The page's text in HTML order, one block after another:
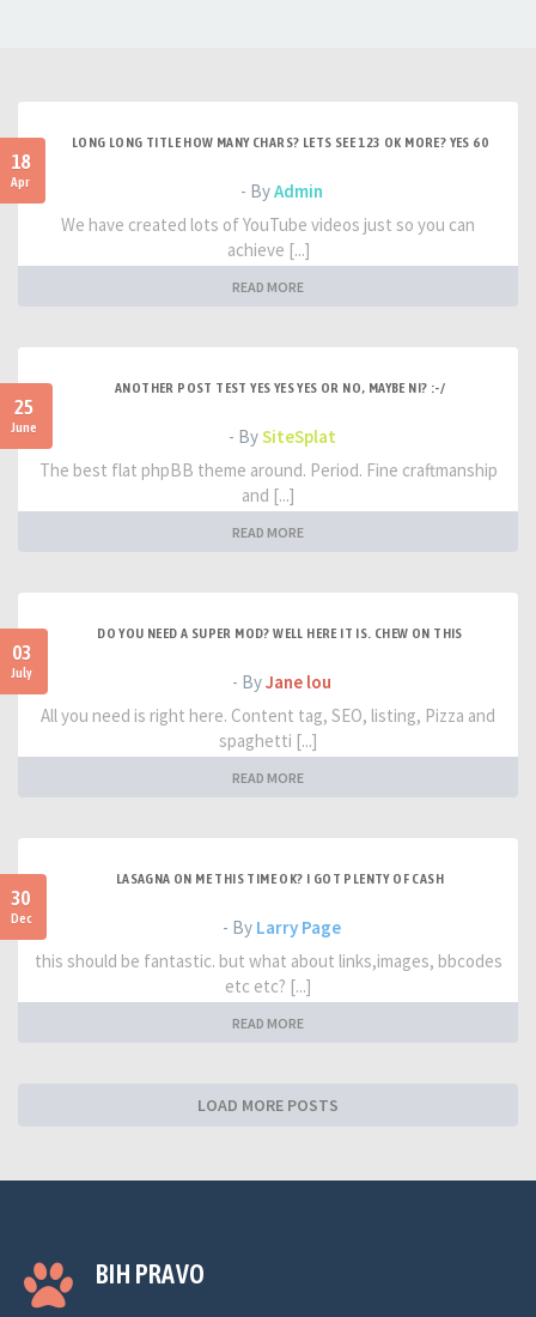
18
Apr
LONG LONG TITLE HOW MANY CHARS? LETS SEE 123 OK MORE? YES 60
- ByAdmin
We have created lots of YouTube videos just so you can
achieve [...]
READ MORE
25
June
ANOTHER POST TEST YES YES YES OR NO, MAYBE NI? :-/
- BySiteSplat
The best flat phpBB theme around. Period. Fine craftmanship
and [...]
READ MORE
03
July
DO YOU NEED A SUPER MOD? WELL HERE IT IS. CHEW ON THIS
- ByJane lou
All you need is right here. Content tag, SEO, listing, Pizza and
spaghetti [...]
READ MORE
30
Dec
LASAGNA ON ME THIS TIME OK? I GOT PLENTY OF CASH
- By Larry Page
this should be fantastic. but what about links,images, bbcodes
etc etc? [...]
READ MORE
LOAD MORE POSTS
BIH PRAVO